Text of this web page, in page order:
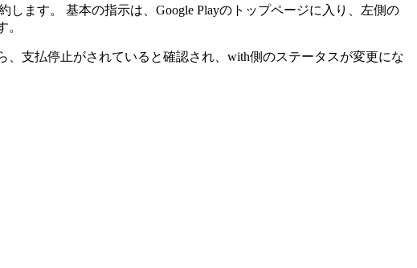
します。 基本の指示は、Google Playのトップページに入り、左側の
支払停止がされていると確認され、with側のステータスが変更にな